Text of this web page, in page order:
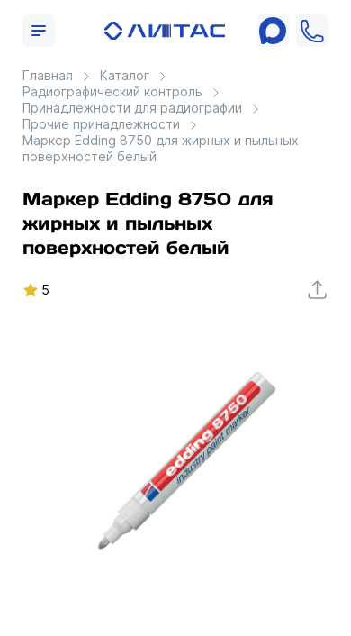
Главная
Каталог
Радиографический контроль
Принадлежности для радиографии
Прочие принадлежности
Маркер Edding 8750 для жирных и пыльных
поверхностей белый
Маркер Edding 8750 для
жирных и пыльных
поверхностей белый
5